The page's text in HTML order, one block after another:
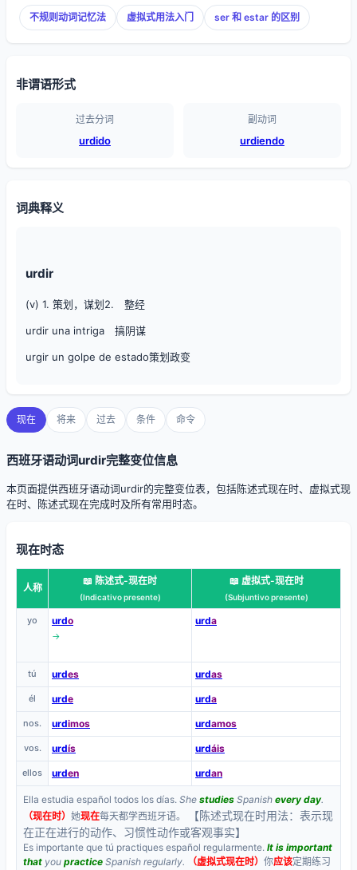
不规则动词记忆法 虚拟式用法入门 ser 和 estar 的区别
非谓语形式
过去分词
urdido
副动词
urdiendo
词典释义
urdir
(v) 1. 策划，谋划2. 整经
urdir una intriga 搞阴谋
urgir un golpe de estado策划政变
现在 将来 过去 条件 命令
西班牙语动词urdir完整变位信息
本页面提供西班牙语动词urdir的完整变位表，包括陈述式现在时、虚拟式现
在时、陈述式现在完成时及所有常用时态。
现在时态
人称
📖 陈述式-现在时
(Indicativo presente)
📖 虚拟式-现在时
(Subjuntivo presente)
yo urdo
→
urda
tú urdes urdas
él urde urda
nos. urdimos urdamos
vos. urdís urdáis
ellos urden urdan
Ella estudia español todos los días. She studies Spanish every day.
（现在时） 她现在每天都学西班牙语。
【陈述式现在时用法：表示现
在正在进行的动作、习惯性动作或客观事实】
Es importante que tú practiques español regularmente. It is important
that you practice Spanish regularly. （虚拟式现在时） 你应该定期练习